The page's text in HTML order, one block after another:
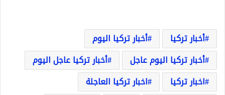
أخبار تركيا
أخبار تركيا اليوم
أخبار تركيا اليوم عاجل
أخبار تركيا عاجل اليوم
اخبار تركيا
اخبار تركيا العاجلة